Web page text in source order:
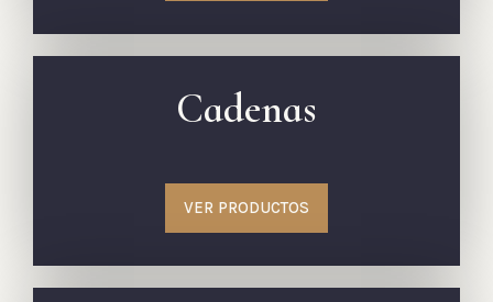
Cadenas
VER PRODUCTOS